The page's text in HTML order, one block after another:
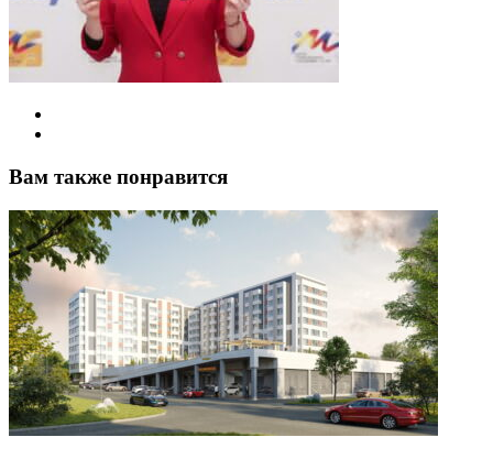
Вам также понравится